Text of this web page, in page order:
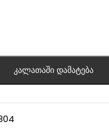
კალათაში დამატება